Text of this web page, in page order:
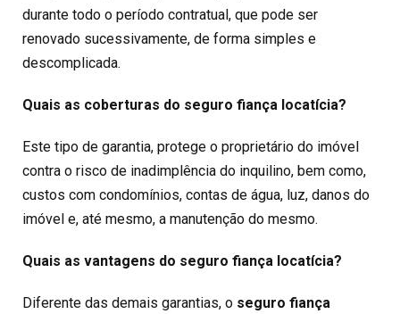
durante todo o período contratual, que pode ser
renovado sucessivamente, de forma simples e
descomplicada.
Quais as coberturas do seguro fiança locatícia?
Este tipo de garantia, protege o proprietário do imóvel
contra o risco de inadimplência do inquilino, bem como,
custos com condomínios, contas de água, luz, danos do
imóvel e, até mesmo, a manutenção do mesmo.
Quais as vantagens do seguro fiança locatícia?
Diferente das demais garantias, o seguro fiança